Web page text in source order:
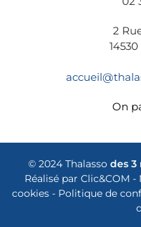
2
On
© 2024 Thalasso des 3
Réalisé par Clic&COM -
cookies- Politique de